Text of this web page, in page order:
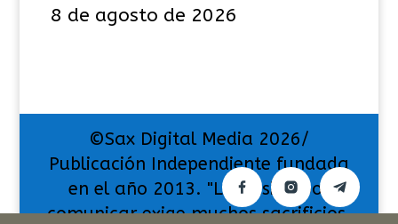
8 de agosto de 2026
©Sax Digital Media 2026/
Publicación Independiente fundada
en el año 2013. "La pasión por
comunicar exige muchos sacrificios,